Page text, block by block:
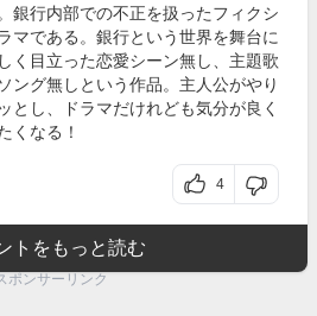
銀行内部での不正を扱ったフィクシ
マである。銀行という世界を舞台に
く目立った恋愛シーン無し、主題歌
ング無しという作品。主人公がやり
とし、ドラマだけれども気分が良く
くなる！
4
トをもっと読む
ポンサーリンク